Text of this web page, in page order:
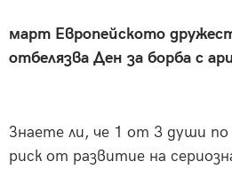
март Европейското
отбелязва Ден за борба с
Знаете ли, че 1 от 3 души по
риск от развитие на